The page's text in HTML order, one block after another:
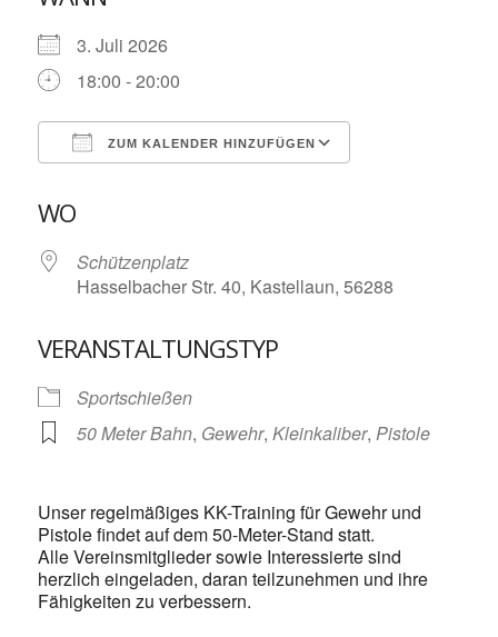
3. Juli 2026
18:00 - 20:00
ZUM KALENDER HINZUFÜGEN
WO
Schützenplatz
Hasselbacher Str. 40, Kastellaun, 56288
VERANSTALTUNGSTYP
Sportschießen
50 Meter Bahn, Gewehr, Kleinkaliber, Pistole
Unser regelmäßiges KK-Training für Gewehr und
Pistole findet auf dem 50-Meter-Stand statt.
Alle Vereinsmitglieder sowie Interessierte sind
herzlich eingeladen, daran teilzunehmen und ihre
Fähigkeiten zu verbessern.